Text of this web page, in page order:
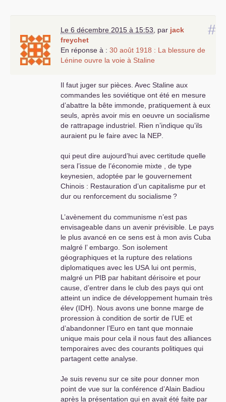
D’autres éléments historiques ont été également
apportés au débat concernant cette époque,
suite à la série télé pseudo-«
http://www.legrandsoir.info/la-question-
prealable-des-sources-de-la-serie-apocalypse-
staline-sur-france-2.html
https://tribunemlreypa.wordpress.com/2015/11/06/
Il ne s’agit pas de faire une défense
inconditionnelle de Staline, mais simplement de
défendre l’héritage historique positif du
mouvement ouvrier, plutôt que d’agréer les
Luniterre
#
Le 6 décembre 2015 à 15:53 par jack
freychet
En réponse à : 30 août 1918 : La blessure de
Lénine ouvre la voie à Staline
Il faut juger sur pièces. Avec Staline aux
commandes les soviétique ont été en mesure
d’abattre la bête immonde, pratiquement à eux
seuls, après avoir mis en oeuvre un socialisme
de rattrapage industriel. Rien n’indique qu’ils
auraient pu le faire avec la NEP
qui peut dire aujourd’hui avec certitude quelle
sera l’issue de l’économie mixte , de type
keynesien, adoptée par le gouvernement
Chinois : Restauration d’un capitalisme pur et
dur ou renforcement du socialisme?
L’avènement du communisme n’est pas
envisageable dans un avenir prévisible. Le pays
le plus avancé en ce sens est à mon avis Cuba
malgré l’ embargo. Son isolement
géographiques et la rupture des relations
diplomatiques avec les USA lui ont permis,
malgré un PIB par habitant dérisoire et pour
cause, d’entrer dans le club des pays qui ont
atteint un indice de développement humain très
élev (IDH). Nous avons une bonne marge de
proression à condition de sortir de l’UE et
d’abandonner l’Euro en tant que monnaie
unique mais pour cela il nous faut des alliances
temporaires avec des courants politiques qui
partagent cette analyse.
Je suis revenu sur ce site pour donner mon
point de vue sur la conférence d’Alain Badiou
après la présentation qui en avait été faite par